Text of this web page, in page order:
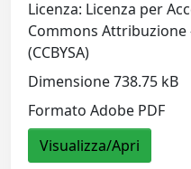
Licenza: Licenza per
Commons Attribuzione
(CCBYSA)
Dimensione 738.75 kB
Formato Adobe PDF
Visualizza/Apri